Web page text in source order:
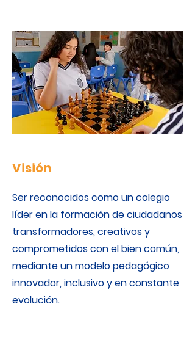
Visión
Ser reconocidos como un colegio
líder en la formación de ciudadanos
transformadores, creativos y
comprometidos con el bien común,
mediante un modelo pedagógico
innovador, inclusivo y en constante
evolución.